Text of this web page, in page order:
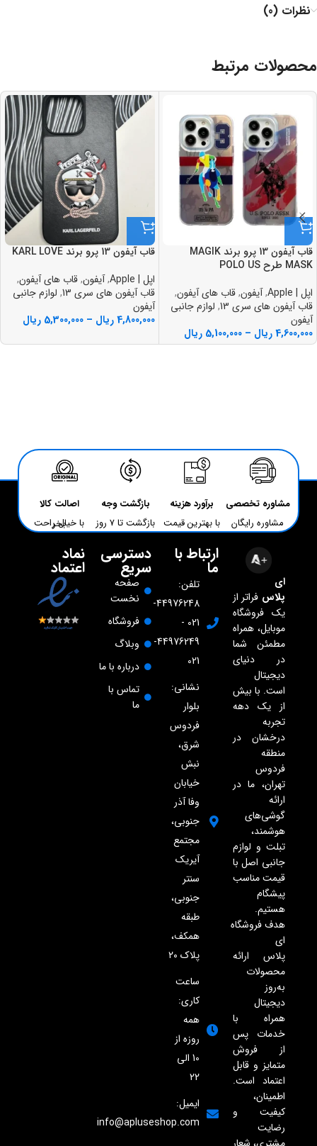
نظرات (0)
محصولات مرتبط
قاب آيفون 13 پرو برند MAGIK
MASK طرح POLO US
اپل | Apple
,آیفون,قاب های آیفون,
قاب آیفون های سری 13
, لوازم جانبی
آیفون
4,600,000ریال –
5,100,000 ریال
قاب آيفون 13 پرو برند KARL LOVE
اپل | Apple
,آیفون,قاب های آیفون,
قاب آیفون های سری 13
, لوازم جانبی
آیفون
4,800,000ریال –
5,300,000 ریال
مشاوره تخصصی
مشاوره رایگان
برآورد هزینه
با بهترین قیمت
بازگشت وجه
بازگشت تا 7 روز
اصالت کالا
با خیال راحت بخر
ای
پلاس فراتر از
یک فروشگاه
موبایل، همراه
مطمئن شما
در دنیای
دیجیتال
است. با بیش
از یک دهه
تجربه
درخشان در
منطقه
فردوس
تهران، ما در
ارائه
گوشی‌های
هوشمند،
تبلت و لوازم
جانبی اصل با
قیمت مناسب
پیشگام
هستیم.
هدف فروشگاه
ای
پلاس ارائه
محصولات
به‌روز
دیجیتال
همراه با
خدمات پس
از فروش
متمایز و قابل
اعتماد است.
اطمینان،
کیفیت و
رضایت
ارتباط با
ما
تلفن:
44976248-
021 -
44976249-
021
نشانی:
بلوار
فردوس
شرق،
نبش
خیابان
وفا آذر
جنوبی،
مجتمع
آیریک
سنتر
جنوبی،
طبقه
همکف،
پلاک ۲۰
ساعت
کاری:
همه
روزه از
10 الی
22
ایمیل:
info@apluseshop.com
دسترسی
سریع
صفحه
نخست
فروشگاه
وبلاگ
درباره با ما
تماس با
ما
نماد
اعتماد